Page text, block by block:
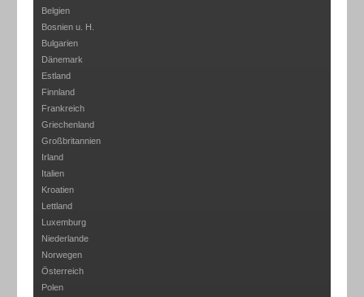
Belgien
Bosnien u. H.
Bulgarien
Dänemark
Estland
Finnland
Frankreich
Griechenland
Großbritannien
Irland
Italien
Kroatien
Lettland
Luxemburg
Niederlande
Norwegen
Österreich
Polen